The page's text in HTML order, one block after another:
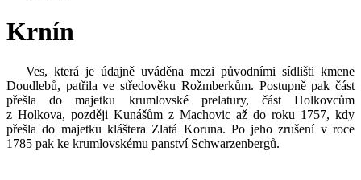
Krnín
Ves, která je údajně uváděna mezi původními sídlišti kmene
Doudlebů, patřila ve středověku Rožmberkům. Postupně pak část
přešla do majetku krumlovské prelatury, část Holkovcům
z Holkova, později Kunášům z Machovic až do roku 1757, kdy
přešla do majetku kláštera Zlatá Koruna. Po jeho zrušení v roce
1785 pak ke krumlovskému panství Schwarzenbergů.